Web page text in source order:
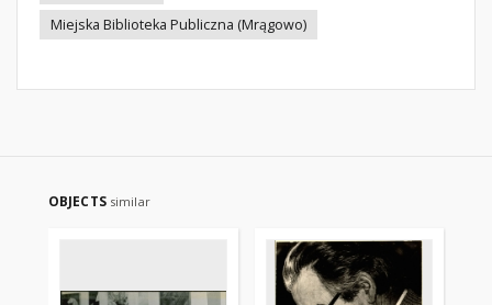
Miejska Biblioteka Publiczna (Mrągowo)
OBJECTS similar